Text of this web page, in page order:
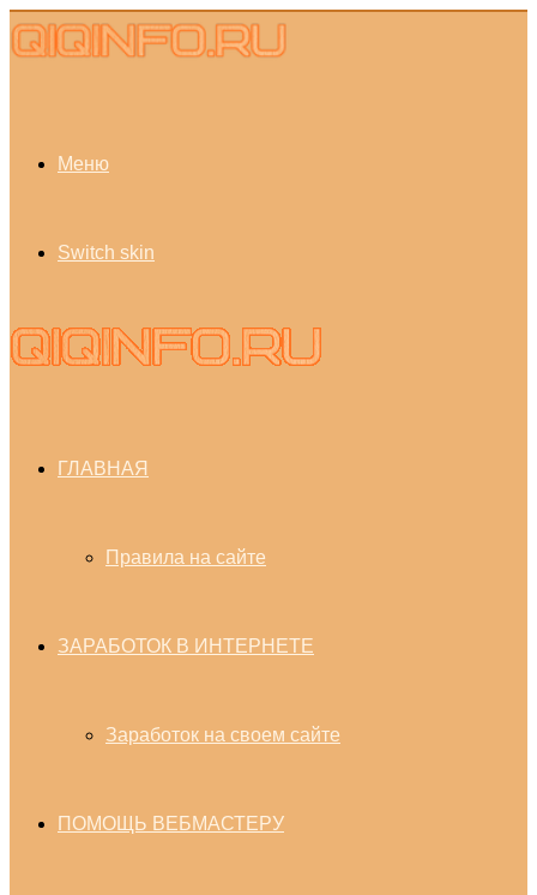
Меню
Switch skin
ГЛАВНАЯ
Правила на сайте
ЗАРАБОТОК В ИНТЕРНЕТЕ
Заработок на своем сайте
ПОМОЩЬ ВЕБМАСТЕРУ